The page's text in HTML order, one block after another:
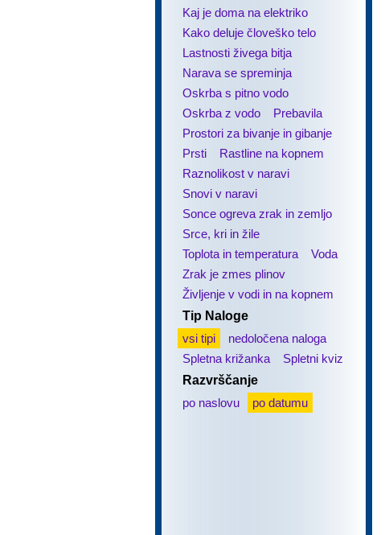
Kaj je doma na elektriko
Kako deluje človeško telo
Lastnosti živega bitja
Narava se spreminja
Oskrba s pitno vodo
Oskrba z vodo
Prebavila
Prostori za bivanje in gibanje
Prsti
Rastline na kopnem
Raznolikost v naravi
Snovi v naravi
Sonce ogreva zrak in zemljo
Srce, kri in žile
Toplota in temperatura
Voda
Zrak je zmes plinov
Življenje v vodi in na kopnem
Tip Naloge
vsi tipi
nedoločena naloga
Spletna križanka
Spletni kviz
Razvrščanje
po naslovu
po datumu